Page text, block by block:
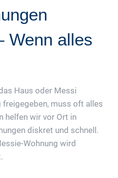
alles
Haus oder Messi
freigegeben, muss oft alles
helfen wir vor Ort in
diskret und schnell.
Wohnung wird